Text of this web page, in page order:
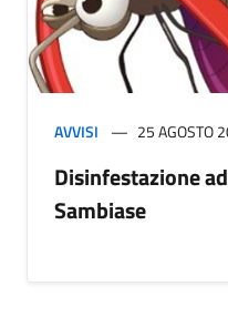
AVVISI 25 AGOSTO
Disinfestazione
Sambiase